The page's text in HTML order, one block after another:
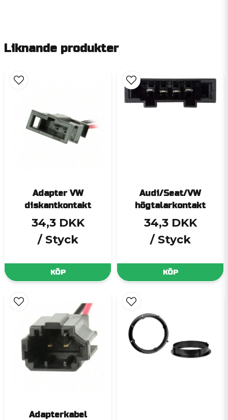
Liknande produkter
Adapter VW
diskantkontakt
34,3 DKK
/ Styck
KÖP
Audi/Seat/VW
högtalarkontakt
34,3 DKK
/ Styck
KÖP
Adapterkabel